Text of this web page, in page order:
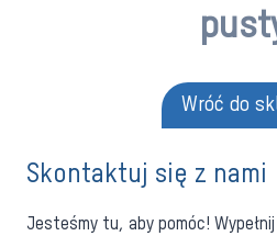
Wróć do
Skontaktuj się z nami
Jesteśmy tu, aby pomóc!